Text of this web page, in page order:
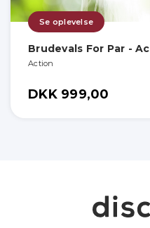
Se oplevelse
Brudevals For Par -
Action
DKK 999,00